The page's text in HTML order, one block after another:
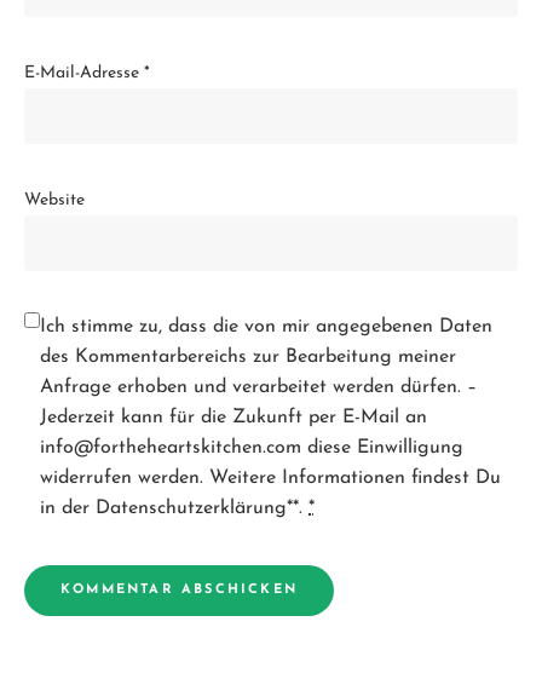
E-Mail-Adresse *
Website
Ich stimme zu, dass die von mir angegebenen Daten
des Kommentarbereichs zur Bearbeitung meiner
Anfrage erhoben und verarbeitet werden dürfen. –
Jederzeit kann für die Zukunft per E-Mail an
info@fortheheartskitchen.com diese Einwilligung
widerrufen werden. Weitere Informationen findest Du
in der Datenschutzerklärung**. *